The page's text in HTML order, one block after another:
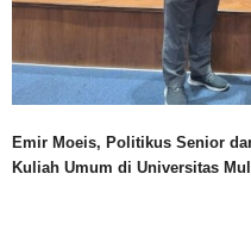
Emir Moeis, Politikus Senior
Kuliah Umum di Universitas